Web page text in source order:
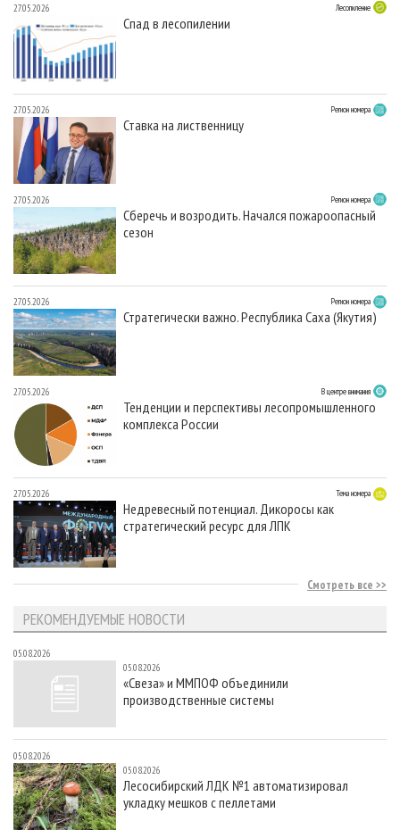
27.05.2026 Лесопиление
Спад в лесопилении
27.05.2026 Регион номера
Ставка на лиственницу
27.05.2026 Регион номера
Сберечь и возродить. Начался пожароопасный
сезон
27.05.2026 Регион номера
Стратегически важно. Республика Саха (Якутия)
27.05.2026 В центре внимания
Тенденции и перспективы лесопромышленного
комплекса России
27.05.2026 Тема номера
Недревесный потенциал. Дикоросы как
стратегический ресурс для ЛПК
Смотреть все
РЕКОМЕНДУЕМЫЕ НОВОСТИ
05.08.2026
05.08.2026
«Свеза» и ММПОФ объединили
производственные системы
05.08.2026
05.08.2026
Лесосибирский ЛДК №1 автоматизировал
укладку мешков с пеллетами